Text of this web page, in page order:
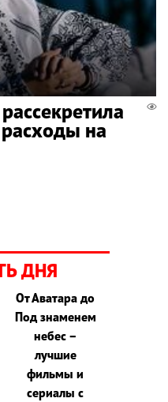
на
ДНЯ
От Аватара до
Под знаменем
небес –
лучшие
фильмы и
сериалы с